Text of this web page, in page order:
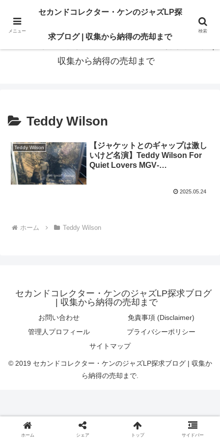
最高の“一枚”は、いつも知識の先にある。オリジナル盤も、賢いセカンド盤
収集から納得の売却まで
Teddy Wilson
Teddy Wilson
【ジャケットとのギャップは激し
いけど名演】Teddy Wilson For
Quiet Lovers MGV‐
2025.05.24
ホーム Teddy Wilson
セカンドコレクター・ケンのジャズLP探求ブログ
| 収集から納得の売却まで
お問い合わせ
免責事項 (Disclaimer)
管理人プロフィール
プライバシーポリシー
サイトマップ
© 2019 セカンドコレクター・ケンのジャズLP探求ブログ | 収集か
ら納得の売却まで.
メニュー
セカンドコレクター・ケンのジャズLP探
求ブログ | 収集から納得の売却まで
検索
ホーム シェア トップ サイドバー